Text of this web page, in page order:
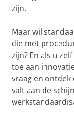
zijn.
Maar wil
die met
zijn? En als u
toe aan
vraag en ontdek
valt aan de